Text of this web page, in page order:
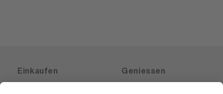
Einkaufen Geniessen